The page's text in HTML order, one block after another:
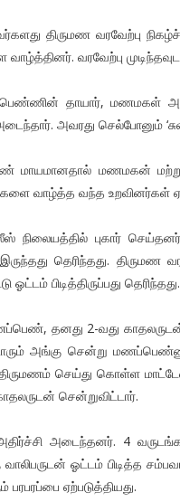
திருமண வரவேற்பு
வரவேற்பு
தாயார், மணமகள்
அவரது செல்போனும்
மாயமானதால் மணமகன்
வாழ்த்த வந்த உறவினர்கள்
நிலையத்தில் புகார்
தெரிந்தது. திருமண
பிடித்திருப்பது தெரிந்தது.
தனது 2-வது
அங்கு சென்று
செய்து கொள்ள
சென்றுவிட்டார்.
அடைந்தனர். 4
வாலிபருடன் ஓட்டம் பிடித்த
பரபரப்பை ஏற்படுத்தியது.